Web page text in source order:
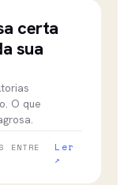
certa
sua
O que
ENTRE
Ler
↗